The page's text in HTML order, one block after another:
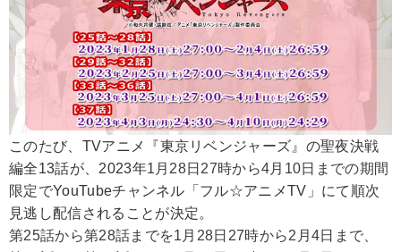
このたび、TVアニメ『東京リベンジャーズ』の聖夜決戦
編全13話が、2023年1月28日27時から4月10日までの期間
限定でYouTubeチャンネル「フル☆アニメTV」にて順次
見逃し配信されることが決定。
第25話から第28話までを1月28日27時から2月4日まで、